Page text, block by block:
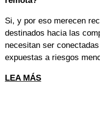
Si, y por eso merecen
destinados hacia las
necesitan ser
expuestas a riesgos
LEA MÁS